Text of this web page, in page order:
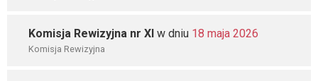
Komisja Rewizyjna nr XI w dniu 18 maja 2026
Komisja Rewizyjna